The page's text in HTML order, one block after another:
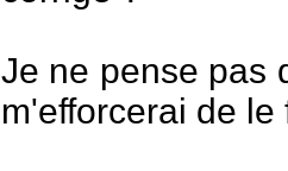
Je ne pense pas
m'efforcerai de le